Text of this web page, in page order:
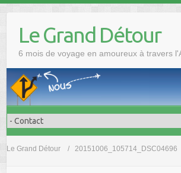
Le Grand Détour
6 mois de voyage en amoureux à travers
Le Grand Détour 20151006_105714_DSC04696